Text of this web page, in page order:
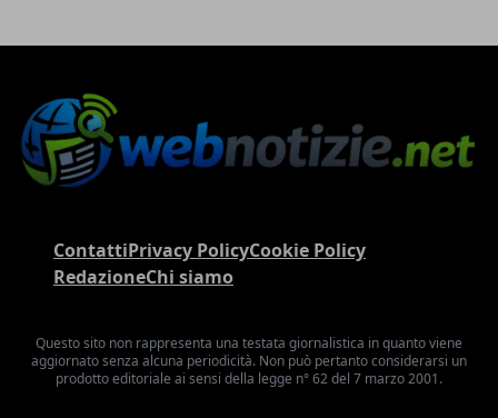
ContattiPrivacy PolicyCookie Policy
RedazioneChi siamo
Questo sito non rappresenta una testata giornalistica in quanto viene
aggiornato senza alcuna periodicità. Non può pertanto considerarsi un
prodotto editoriale ai sensi della legge n° 62 del 7 marzo 2001.